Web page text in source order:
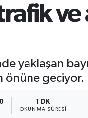
ve
yaklaşan
önüne geçiyor.
1 DK
OKUNMA SÜRESI